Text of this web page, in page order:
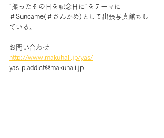
"撮ったその日を記念日に"をテーマに
＃Suncame(＃さんかめ)として出張写真館もし
ている。
お問い合わせ
http://www.makuhali.jp/yas/
yas-p.addict@makuhali.jp